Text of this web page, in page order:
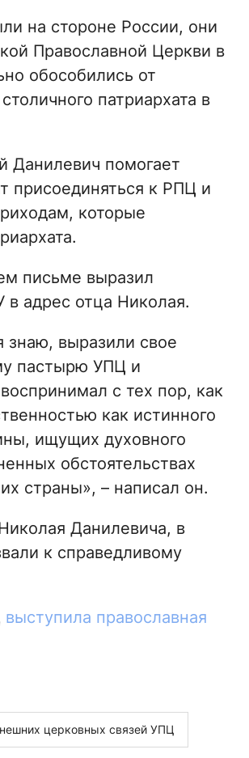
на стороне России, они
Православной Церкви в
обособились от
патриархата в
Данилевич помогает
присоединяться к РПЦ и
которые
письме выразил
адрес отца Николая.
знаю, выразили свое
пастырю УПЦ и
с тех пор, как
как истинного
ищущих духовного
обстоятельствах
страны», – написал он.
Данилевича, в
к справедливому
выступила православная
церковных связей УПЦ